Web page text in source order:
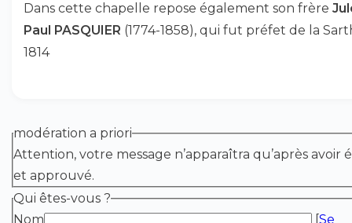
Dans cette chapelle repose également son frère
Paul PASQUIER (1774-1858), qui fut préfet de la
1814
modération a priori
Attention, votre message n’apparaîtra qu’après avoir
et approuvé.
Qui êtes-vous ?
Nom
[Se